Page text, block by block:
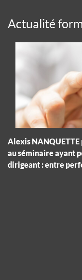
Actualité
Alexis
au séminaire ayant
dirigeant : entre